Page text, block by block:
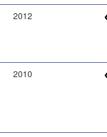
2012
2010